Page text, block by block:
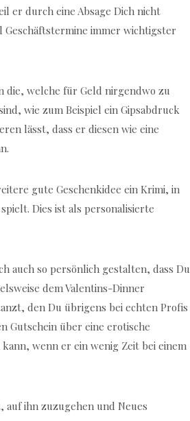
er durch eine Absage Dich nicht
immer wichtigster
die, welche für Geld nirgendwo zu
wie zum Beispiel ein Gipsabdruck
lässt, dass er diesen wie eine
gute Geschenkidee ein Krimi, in
Dies ist als personalisierte
auch so persönlich gestalten, dass Du
dem Valentins-Dinner
den Du übrigens bei echten Profis
Gutschein über eine erotische
wenn er ein wenig Zeit bei einem
ihn zuzugehen und Neues